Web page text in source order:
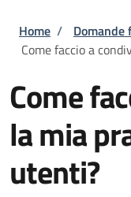
Briciole di
Home /
Come faccio a
Come
la mia
utenti?